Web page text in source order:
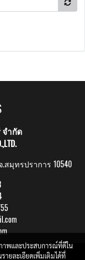
จำกัด
มุทรปราการ 10540
าพและประสบการณ์ที่ดีใน
ายละเอียดเพิ่มเติมได้ที่